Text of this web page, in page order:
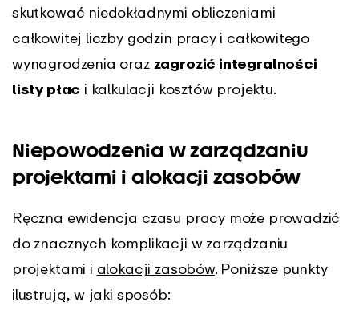
skutkować niedokładnymi obliczeniami
całkowitej liczby godzin pracy i całkowitego
wynagrodzenia oraz zagrozić integralności
listy płac i kalkulacji kosztów projektu.
Niepowodzenia w zarządzaniu
projektami i alokacji zasobów
Ręczna ewidencja czasu pracy może prowadzić
do znacznych komplikacji w zarządzaniu
projektami i alokacji zasobów. Poniższe punkty
ilustrują, w jaki sposób: